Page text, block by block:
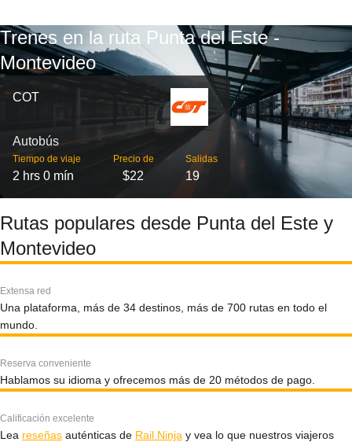
Trenes en la ruta Punta del Este -
Montevideo
COT
Autobús
Tiempo de viaje
2 hrs 0 mín
Precio de
$22
Salidas
19
Rutas populares desde Punta del Este y
Montevideo
Extensa red
Una plataforma, más de 34 destinos, más de 700 rutas en todo el
mundo.
Reserva conveniente
Hablamos su idioma y ofrecemos más de 20 métodos de pago.
Calificación excelente
Lea reseñas auténticas de Rail Ninja y vea lo que nuestros viajeros